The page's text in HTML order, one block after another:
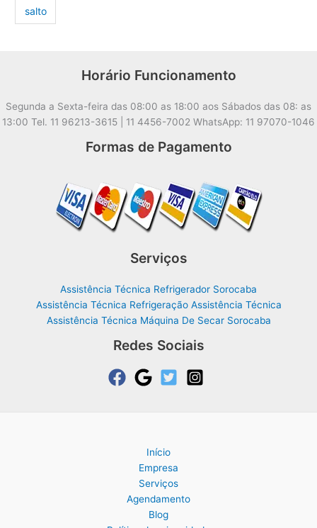
salto
Horário Funcionamento
Segunda a Sexta-feira das 08:00 as 18:00 aos Sábados das 08: as
13:00 Tel. 11 96213-3615 | 11 4456-7002 WhatsApp: 11 97070-1046
Formas de Pagamento
Serviços
Assistência Técnica Refrigerador Sorocaba
Assistência Técnica Refrigeração Assistência Técnica
Assistência Técnica Máquina De Secar Sorocaba
Redes Sociais
Início
Empresa
Serviços
Agendamento
Blog